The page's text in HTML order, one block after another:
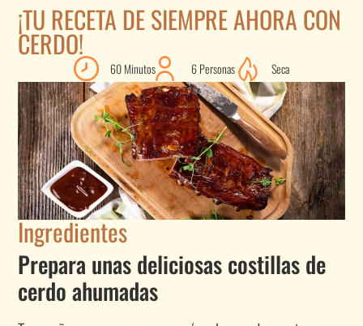
¡TU RECETA DE SIEMPRE AHORA CON
CERDO!
60 Minutos 6 Personas Seca
Ingredientes
Prepara unas deliciosas costillas de
cerdo ahumadas